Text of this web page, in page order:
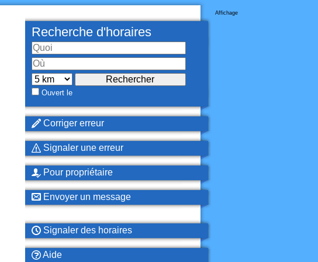
Affichage
Recherche d'horaires
Ouvert le
Corriger erreur
Signaler une erreur
Pour propriétaire
Envoyer un message
Signaler des horaires
Aide